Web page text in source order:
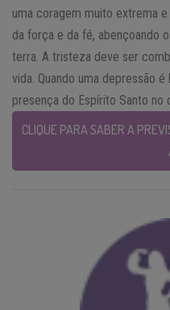
uma coragem muito extrema
da força e da fé, abençoando
terra. A tristeza deve ser
vida. Quando uma depressão
presença do Espírito Santo no
CLIQUE PARA SABER A